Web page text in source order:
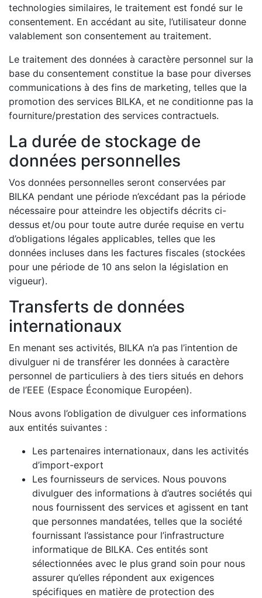
technologies similaires, le traitement est fondé sur le
consentement. En accédant au site, l’utilisateur donne
valablement son consentement au traitement.
Le traitement des données à caractère personnel sur la
base du consentement constitue la base pour diverses
communications à des fins de marketing, telles que la
promotion des services BILKA, et ne conditionne pas la
fourniture/prestation des services contractuels.
La durée de stockage de
données personnelles
Vos données personnelles seront conservées par
BILKA pendant une période n’excédant pas la période
nécessaire pour atteindre les objectifs décrits ci-
dessus et/ou pour toute autre durée requise en vertu
d’obligations légales applicables, telles que les
données incluses dans les factures fiscales (stockées
pour une période de 10 ans selon la législation en
vigueur).
Transferts de données
internationaux
En menant ses activités, BILKA n’a pas l’intention de
divulguer ni de transférer les données à caractère
personnel de particuliers à des tiers situés en dehors
de l’EEE (Espace Économique Européen).
Nous avons l’obligation de divulguer ces informations
aux entités suivantes :
Les partenaires internationaux, dans les activités
d’import-export
Les fournisseurs de services. Nous pouvons
divulguer des informations à d’autres sociétés qui
nous fournissent des services et agissent en tant
que personnes mandatées, telles que la société
fournissant l’assistance pour l’infrastructure
informatique de BILKA. Ces entités sont
sélectionnées avec le plus grand soin pour nous
assurer qu’elles répondent aux exigences
spécifiques en matière de protection des